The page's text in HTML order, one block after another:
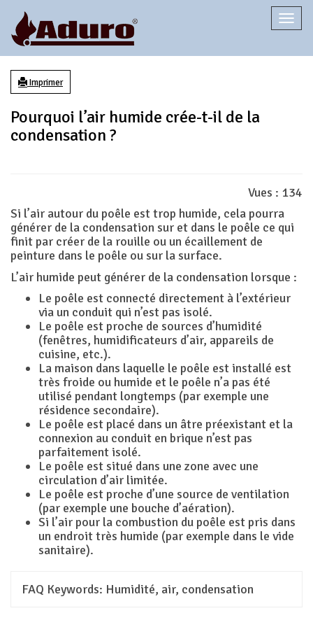
Imprimer
Pourquoi l’air humide crée-t-il de la
condensation ?
Vues : 134
Si l’air autour du poêle est trop humide, cela pourra
générer de la condensation sur et dans le poêle ce qui
finit par créer de la rouille ou un écaillement de
peinture dans le poêle ou sur la surface.
L’air humide peut générer de la condensation lorsque :
Le poêle est connecté directement à l’extérieur
via un conduit qui n’est pas isolé.
Le poêle est proche de sources d’humidité
(fenêtres, humidificateurs d’air, appareils de
cuisine, etc.).
La maison dans laquelle le poêle est installé est
très froide ou humide et le poêle n’a pas été
utilisé pendant longtemps (par exemple une
résidence secondaire).
Le poêle est placé dans un âtre préexistant et la
connexion au conduit en brique n’est pas
parfaitement isolé.
Le poêle est situé dans une zone avec une
circulation d’air limitée.
Le poêle est proche d’une source de ventilation
(par exemple une bouche d’aération).
Si l’air pour la combustion du poêle est pris dans
un endroit très humide (par exemple dans le vide
sanitaire).
FAQ Keywords: Humidité, air, condensation